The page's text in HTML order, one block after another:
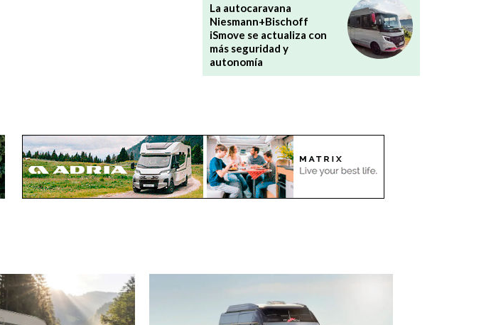
La autocaravana
Niesmann+Bischoff
iSmove se actualiza con
más seguridad y
autonomía